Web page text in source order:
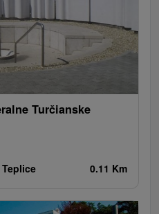
Teatry
Chaty górskie
Miejsca sakralne
Ośrodek narciarski
i kina w przyrodzie
Turčianske
0.11 Km